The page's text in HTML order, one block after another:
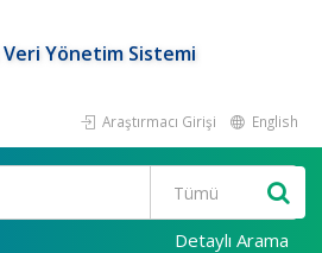
Yönetim Sistemi
Araştırmacı Girişi English
Detaylı Arama